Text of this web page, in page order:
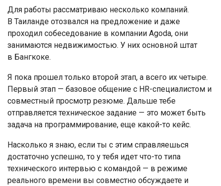
Для работы рассматриваю несколько компаний.
В Таиланде отозвался на предложение и даже
проходил собеседование в компании Agoda, они
занимаются недвижимостью. У них основной штат
в Бангкоке.
Я пока прошел только второй этап, а всего их четыре.
Первый этап — базовое общение с HR-специалистом и
совместный просмотр резюме. Дальше тебе
отправляется техническое задание — это может быть
задача на программирование, еще какой-то кейс.
Насколько я знаю, если ты с этим справляешься
достаточно успешно, то у тебя идет что-то типа
технического интервью с командой — в режиме
реального времени вы совместно обсуждаете и